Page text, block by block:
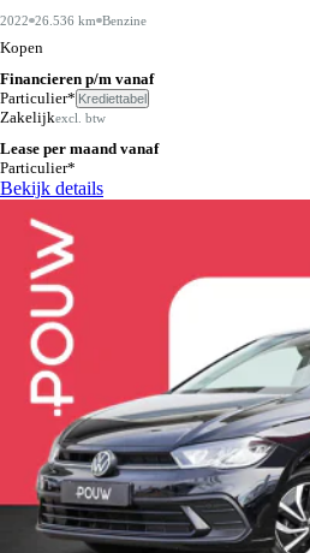
2022 26.536 km Benzine
Kopen
Financieren p/m vanaf
Particulier* Krediettabel
Zakelijkexcl. btw
Lease per maand vanaf
Particulier*
Bekijk details